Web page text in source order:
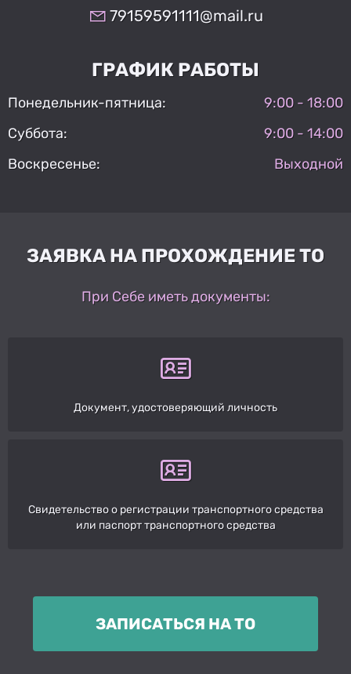
79159591111@mail.ru
ГРАФИК РАБОТЫ
Понедельник-пятница:
9:00 - 18:00
Суббота:
9:00 - 14:00
Воскресенье:
Выходной
ЗАЯВКА НА ПРОХОЖДЕНИЕ ТО
При Себе иметь документы:
Документ, удостоверяющий личность
Свидетельство о регистрации транспортного средства
или паспорт транспортного средства
ЗАПИСАТЬСЯ НА ТО